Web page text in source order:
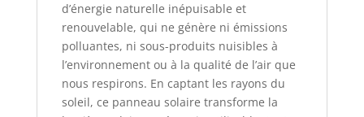
d’énergie naturelle inépuisable et
renouvelable, qui ne génère ni émissions
polluantes, ni sous-produits nuisibles à
l’environnement ou à la qualité de l’air que
nous respirons. En captant les rayons du
soleil, ce panneau solaire transforme la